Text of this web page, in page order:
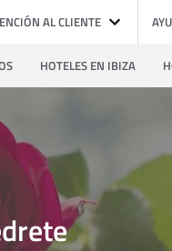
AL CLIENTE
HOTELES EN IBIZA